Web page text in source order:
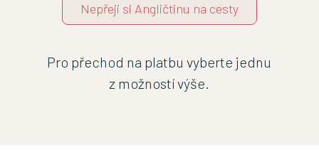
Nepřeji si Angličtinu na cesty
Pro přechod na platbu vyberte jednu
z možností výše.